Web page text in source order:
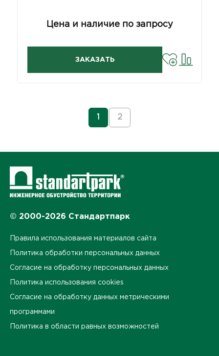
Цена и наличие по запросу
ЗАКАЗАТЬ
2
© 2000-2026 Стандартпарк
Правила использования материалов сайта
Политика обработки персональных данных
Согласие на обработку персональных данных
Политика использования cookies
Согласие на обработку данных метрическими
программами
Политика в области равных возможностей